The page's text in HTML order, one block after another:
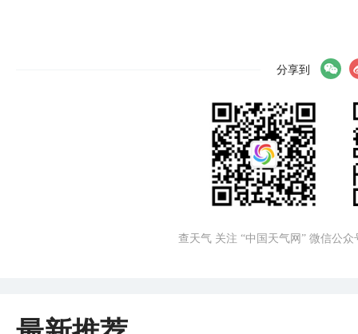
分享到
查天气 关注 “中国天气网” 微信公众